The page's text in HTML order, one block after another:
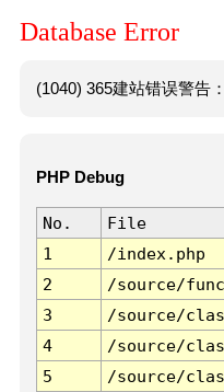
Database Error
(1040) 365建站错误警告
PHP Debug
No. File
1
/index.php
2
/source/
3
/source/
4
/source/
5
/source/